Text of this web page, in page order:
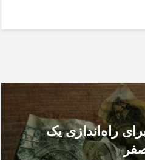
راه‌اندازی یک